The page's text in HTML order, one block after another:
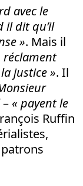
avec le
il dit qu’il
». Mais il
réclament
justice ». Il
« payent le
Ruffin